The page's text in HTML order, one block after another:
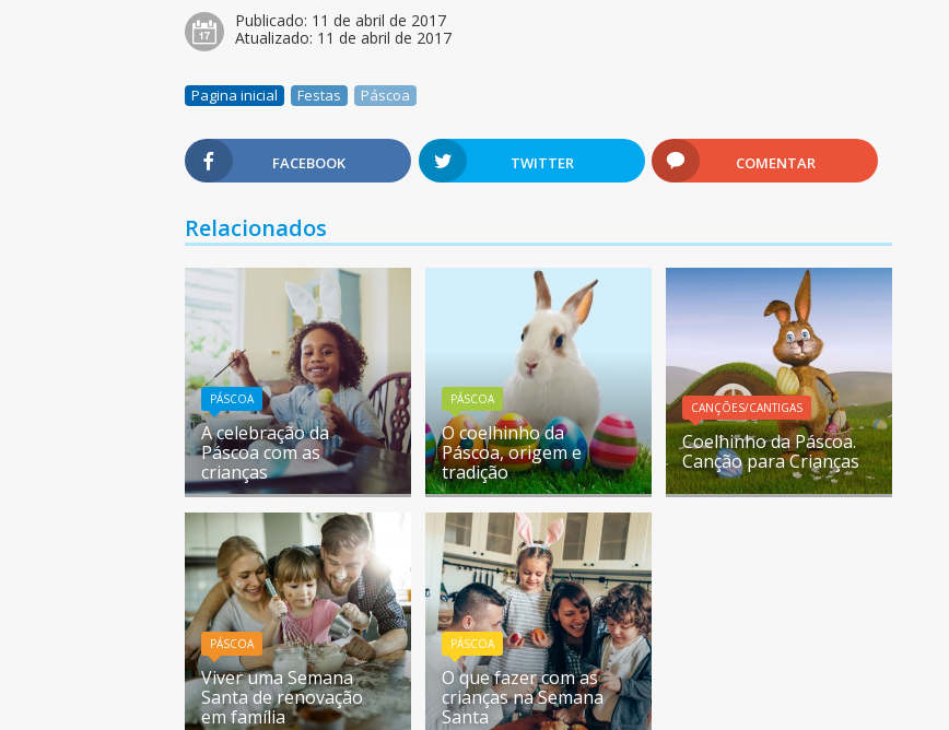
Publicado: 11 de abril de 2017
Atualizado: 11 de abril de 2017
Pagina inicial Festas Páscoa
FACEBOOK TWITTER COMENTAR
Relacionados
PÁSCOA
A celebração da
Páscoa com as
crianças
PÁSCOA
O coelhinho da
Páscoa, origem e
tradição
CANÇÕES/CANTIGAS
Coelhinho da Páscoa.
Canção para Crianças
PÁSCOA
Viver uma Semana
Santa de renovação
em família
PÁSCOA
O que fazer com as
crianças na Semana
Santa